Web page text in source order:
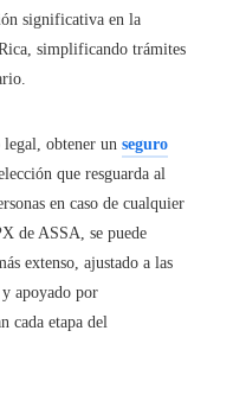
significativa en la
simplificando trámites
obtener un seguro
que resguarda al
en caso de cualquier
de ASSA, se puede
extenso, ajustado a las
apoyado por
cada etapa del